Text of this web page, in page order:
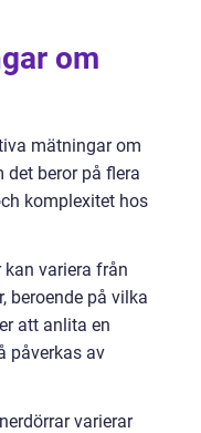
om
mätningar om
det beror på flera
komplexitet hos
kan variera från
beroende på vilka
att anlita en
påverkas av
varierar